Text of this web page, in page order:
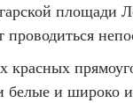
площади
белые и